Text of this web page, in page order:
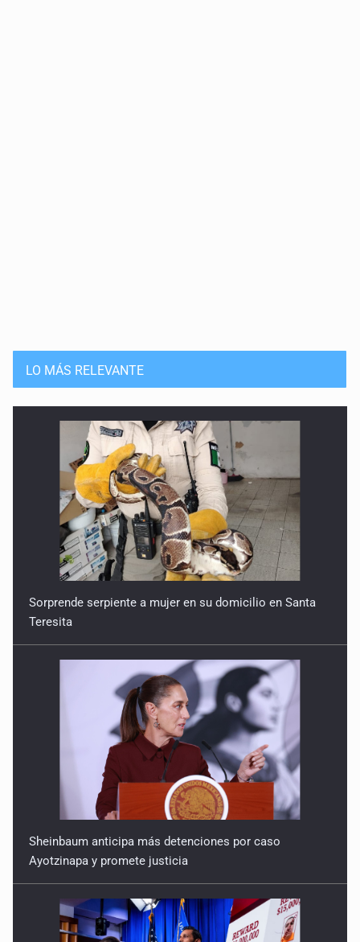
LO MÁS RELEVANTE
Sorprende serpiente a mujer en su domicilio en Santa
Teresita
Sheinbaum anticipa más detenciones por caso
Ayotzinapa y promete justicia